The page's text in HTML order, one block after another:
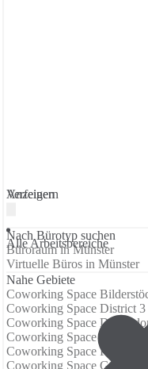
Verfeinern
Alle Arbeitsbereiche
Anzeigen
Nach Bürotyp suchen
Büroraum in Münster
Virtuelle Büros in Münster
Nahe Gebiete
Coworking Space
Coworking Space District 3
Coworking Space
Coworking Space
Coworking Space
Coworking Space